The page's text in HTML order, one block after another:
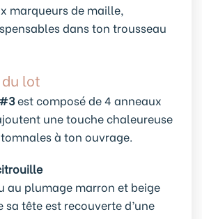
marqueurs de maille,
dans ton trousseau
lot
est composé de 4 anneaux
une touche chaleureuse
à ton ouvrage.
au plumage marron et beige
sa tête est recouverte d’une